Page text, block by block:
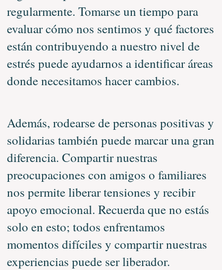
regularmente. Tomarse un tiempo para
evaluar cómo nos sentimos y qué factores
están contribuyendo a nuestro nivel de
estrés puede ayudarnos a identificar áreas
donde necesitamos hacer cambios.
Además, rodearse de personas positivas y
solidarias también puede marcar una gran
diferencia. Compartir nuestras
preocupaciones con amigos o familiares
nos permite liberar tensiones y recibir
apoyo emocional. Recuerda que no estás
solo en esto; todos enfrentamos
momentos difíciles y compartir nuestras
experiencias puede ser liberador.